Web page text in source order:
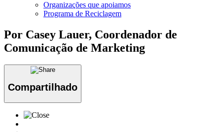
Organizações que apoiamos
Programa de Reciclagem
Por Casey Lauer, Coordenador de
Comunicação de Marketing
Compartilhado